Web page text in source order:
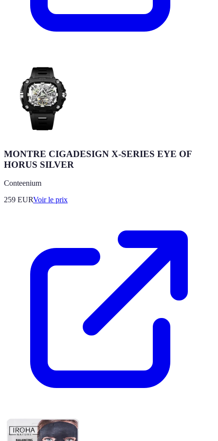
MONTRE CIGADESIGN X-SERIES EYE OF
HORUS SILVER
Conteenium
259 EURVoir le prix